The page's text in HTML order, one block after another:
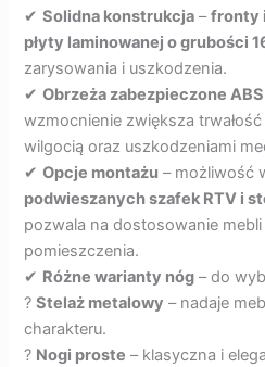
✔Solidna konstrukcja –fronty
płyty laminowanej o grubości
zarysowania i uszkodzenia.
✔Obrzeża zabezpieczone ABS
wzmocnienie zwiększa
wilgocią oraz uszkodzeniami
✔Opcje montażu – możliwość
podwieszanych szafek RTV i
pozwala na dostosowanie
pomieszczenia.
✔ Różne warianty nóg – do
?Stelaż metalowy – nadaje
charakteru.
? Nogi proste – klasyczna i